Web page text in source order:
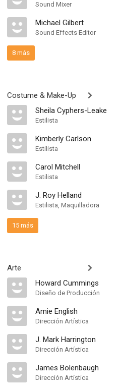
Sound Mixer
Michael Gilbert
Sound Effects Editor
8 más
Costume & Make-Up
Sheila Cyphers-Leake
Estilista
Kimberly Carlson
Estilista
Carol Mitchell
Estilista
J. Roy Helland
Estilista, Maquilladora
15 más
Arte
Howard Cummings
Diseño de Producción
Amie English
Dirección Artística
J. Mark Harrington
Dirección Artística
James Bolenbaugh
Dirección Artística